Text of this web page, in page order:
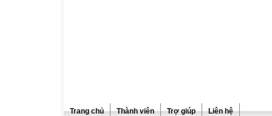
Trang chủ Thành viên Trợ giúp Liên hệ